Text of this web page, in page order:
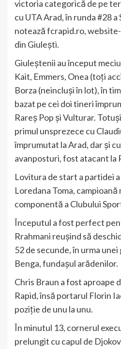
victoria categorică de pe
cu UTA Arad, în runda #28
notează fcrapid.ro,
din Giulești.
Giuleștenii au început
Kait, Emmers, Onea (toți
Borza (neincluși în lot), în
bazat pe cei doi tineri
Rareș Pop și Vulturar.
primul unsprezece cu
împrumutat la Arad, dar și
avanposturi, fost atacant la
Lovitura de start a partidei
Loredana Toma,
componentă a Clubului
Începutul a fost perfect
Rrahmani reușind să
52 de secunde, în urma unei
Benga, fundașul arădenilor.
Chris Braun a fost aproape
Rapid, însă portarul Florin
poziție de unu la unu.
În minutul 13, cornerul
prelungit cu capul de